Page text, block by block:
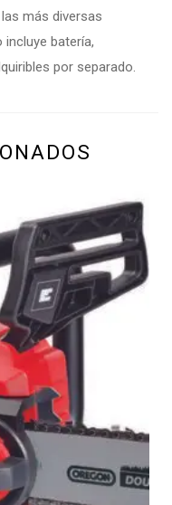
más diversas
incluye batería,
por separado.